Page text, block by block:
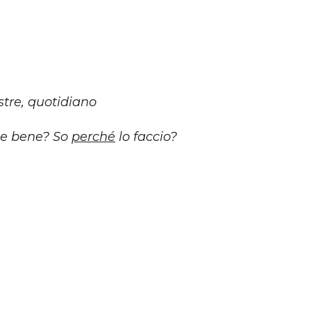
quotidiano
bene? So perché lo faccio?